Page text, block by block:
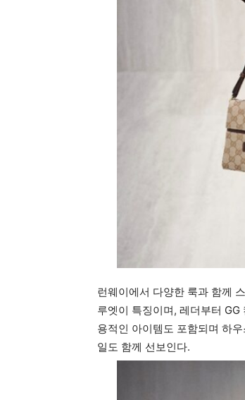
런웨이에서 다양한 룩과 함께
루엣이 특징이며, 레더부터
용적인 아이템도 포함되며 하
일도 함께 선보인다.